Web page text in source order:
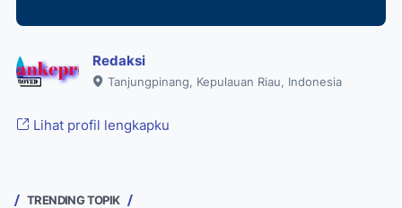
Redaksi
Tanjungpinang, Kepulauan Riau, Indonesia
Lihat profil lengkapku
TRENDING TOPIK